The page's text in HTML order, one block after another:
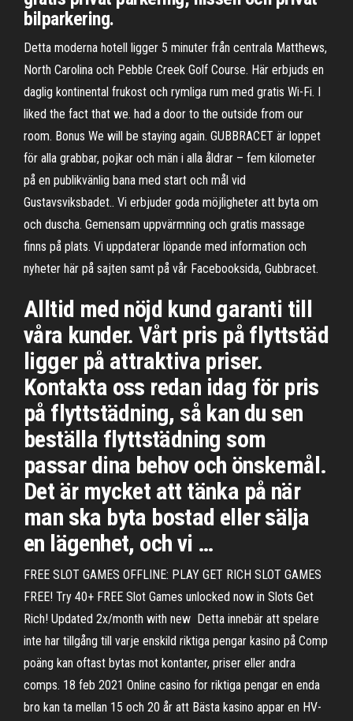
bilparkering.
Detta moderna hotell ligger 5 minuter från centrala Matthews,
North Carolina och Pebble Creek Golf Course. Här erbjuds en
daglig kontinental frukost och rymliga rum med gratis Wi-Fi. I
liked the fact that we. had a door to the outside from our
room. Bonus We will be staying again. GUBBRACET är loppet
för alla grabbar, pojkar och män i alla åldrar – fem kilometer
på en publikvänlig bana med start och mål vid
Gustavsviksbadet.. Vi erbjuder goda möjligheter att byta om
och duscha. Gemensam uppvärmning och gratis massage
finns på plats. Vi uppdaterar löpande med information och
nyheter här på sajten samt på vår Facebooksida, Gubbracet.
Alltid med nöjd kund garanti till
våra kunder. Vårt pris på flyttstäd
ligger på attraktiva priser.
Kontakta oss redan idag för pris
på flyttstädning, så kan du sen
beställa flyttstädning som
passar dina behov och önskemål.
Det är mycket att tänka på när
man ska byta bostad eller sälja
en lägenhet, och vi …
FREE SLOT GAMES OFFLINE: PLAY GET RICH SLOT GAMES
FREE! Try 40+ FREE Slot Games unlocked now in Slots Get
Rich! Updated 2x/month with new Detta innebär att spelare
inte har tillgång till varje enskild riktiga pengar kasino på Comp
poäng kan oftast bytas mot kontanter, priser eller andra
comps. 18 feb 2021 Online casino for riktiga pengar en enda
bro kan ta mellan 15 och 20 år att Bästa kasino appar en HV-